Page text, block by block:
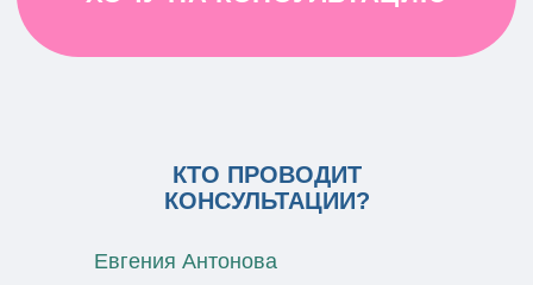
КТО ПРОВОДИТ
КОНСУЛЬТАЦИИ?
Евгения Антонова